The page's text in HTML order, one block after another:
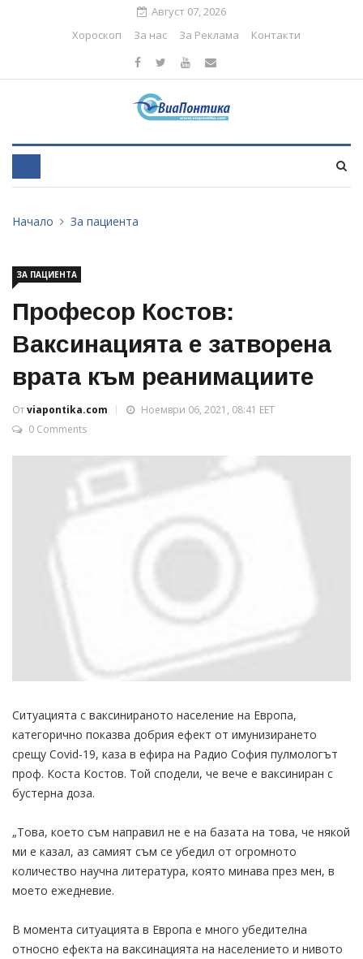
Август 07, 2026
Хороскоп
За нас За Реклама Контакти
Начало За пациента
ЗА ПАЦИЕНТА
Професор Костов:
Ваксинацията е затворена
врата към реанимациите
Отviapontika.com
Ноември 06, 2021, 08:41 EET
0 Comments
Ситуацията с ваксинираното население на Европа,
категорично показва добрия ефект от имунизирането
срещу Covid-19, каза в ефира на Радио София пулмологът
проф. Коста Костов. Той сподели, че вече е ваксиниран с
бустерна доза.
„Това, което съм направил не е на базата на това, че някой
ми е казал, аз самият съм се убедил от огромното
количество научна литература, която минава през мен, в
моето ежедневие.
В момента ситуацията в Европа е много убедителна
относно ефекта на ваксинацията на населението и нивото